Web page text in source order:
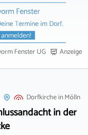
Fenster UG Anzeige
DorfkircheinMölln
in der